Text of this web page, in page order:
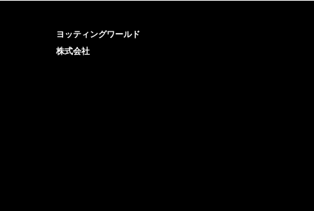
ヨッティングワールド
株式会社